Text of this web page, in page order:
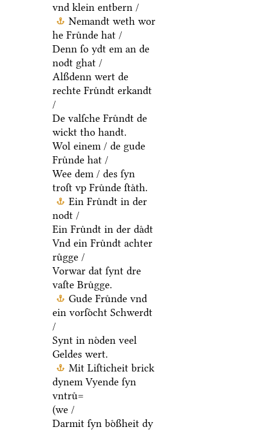
vnd klein entbern /
Nemandt weth wor
he Fruͤnde hat /
Denn ſo ydt em an de
nodt ghat /
Alßdenn wert de
rechte Fruͤndt erkandt
/
De valſche Fruͤndt de
wickt tho handt.
Wol einem / de gude
Fruͤnde hat /
Wee dem / des ſyn
troſt vp Fruͤnde ſtaͤth.
Ein Fruͤndt in der
nodt /
Ein Fruͤndt in der daͤdt
Vnd ein Fruͤndt achter
ruͤgge /
Vorwar dat ſynt dre
vaſte Bruͤgge.
Gude Fruͤnde vnd
ein vorſoͤcht Schwerdt
/
Synt in noͤden veel
Geldes wert.
Mit Liſticheit brick
dynem Vyende ſyn
vntruͤ=
(we /
Darmit ſyn boͤßheit dy